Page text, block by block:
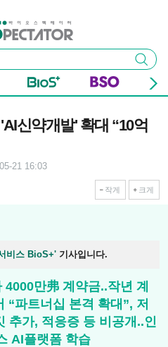
이터
검색
신약개발' 확대 “10억
21 16:03
작게 크게
비스 BioS+' 기사입니다.
만弗 계약금..작년 계
“파트너십 본격 확대”, 저
추가, 적응증 등 비공개..인
AI플랫폼 학습